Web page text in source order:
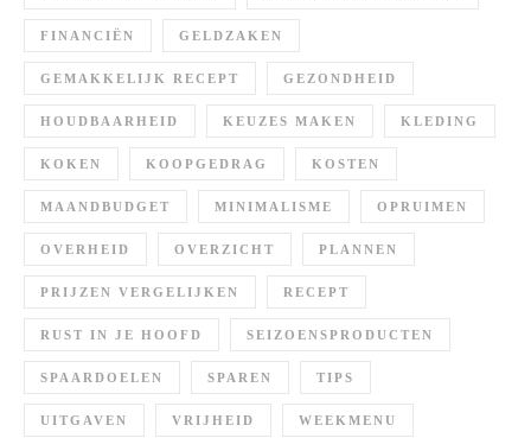
FINANCIËN GELDZAKEN
GEMAKKELIJK RECEPT GEZONDHEID
HOUDBAARHEID KEUZES MAKEN KLEDING
KOKEN KOOPGEDRAG KOSTEN
MAANDBUDGET MINIMALISME OPRUIMEN
OVERHEID OVERZICHT PLANNEN
PRIJZEN VERGELIJKEN RECEPT
RUST IN JE HOOFD SEIZOENSPRODUCTEN
SPAARDOELEN SPAREN TIPS
UITGAVEN VRIJHEID WEEKMENU